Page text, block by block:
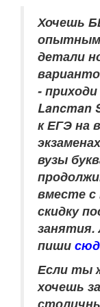
Хочешь
опытным
детали
-
Lancman
к ЕГЭ на
вузы
вместе с
скидку
занятия.
пиши
Если ты
хочешь